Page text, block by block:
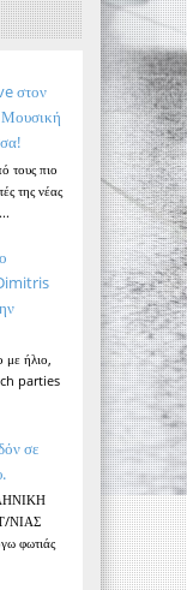
στον
τους πιο
της νέας
με ήλιο,
parties
σε
ΝΙΑΣ